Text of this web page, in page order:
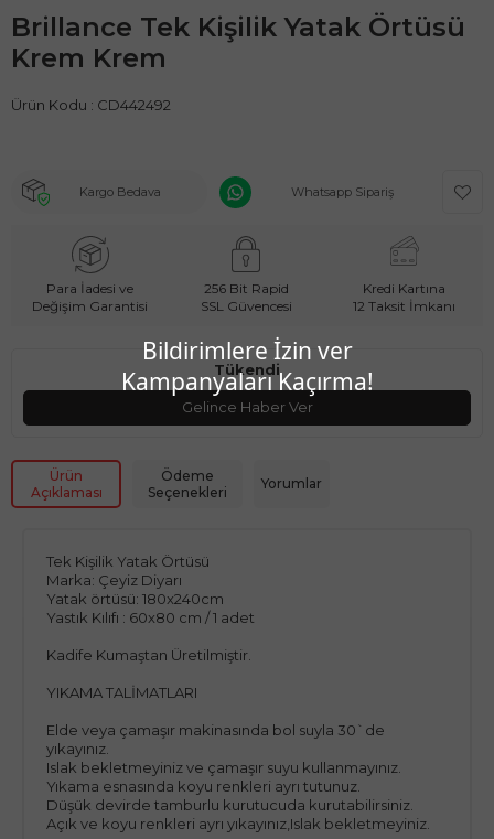
Bildirimlere İzin ver
Kampanyaları Kaçırma!
Brillance Tek Kişilik Yatak Örtüsü
Krem Krem
Ürün Kodu : CD442492
Kargo Bedava Whatsapp Sipariş
Para İadesi ve
Değişim Garantisi
256 Bit Rapid
SSL Güvencesi
Kredi Kartına
12 Taksit İmkanı
Tükendi
Gelince Haber Ver
Ürün
Açıklaması
Ödeme
Seçenekleri
Yorumlar
Tek Kişilik Yatak Örtüsü
Marka: Çeyiz Diyarı
Yatak örtüsü: 180x240cm
Yastık Kılıfı : 60x80 cm / 1 adet
Kadife Kumaştan Üretilmiştir.
YIKAMA TALİMATLARI
Elde veya çamaşır makinasında bol suyla 30`de
yıkayınız.
Islak bekletmeyiniz ve çamaşır suyu kullanmayınız.
Yıkama esnasında koyu renkleri ayrı tutunuz.
Düşük devirde tamburlu kurutucuda kurutabilirsiniz.
Açık ve koyu renkleri ayrı yıkayınız,Islak bekletmeyiniz.